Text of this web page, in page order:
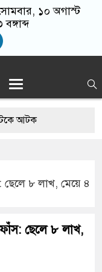
১০ অগাস্ট
আটক
ছেলে ৮ লাখ, মেয়ে ৪
ফাঁস: ছেলে ৮ লাখ,